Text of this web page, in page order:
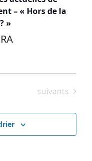
– « Hors de la
»
Évènements
suivants